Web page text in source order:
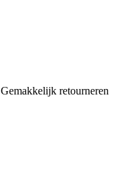
Gemakkelijk retourneren